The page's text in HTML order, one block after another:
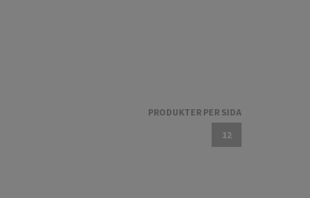
PRODUKTER PER SIDA
12